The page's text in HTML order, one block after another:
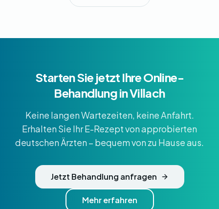
Starten Sie jetzt Ihre Online-
Behandlung in Villach
Keine langen Wartezeiten, keine Anfahrt.
Erhalten Sie Ihr E-Rezept von approbierten
deutschen Ärzten – bequem von zu Hause aus.
Jetzt Behandlung anfragen
Mehr erfahren